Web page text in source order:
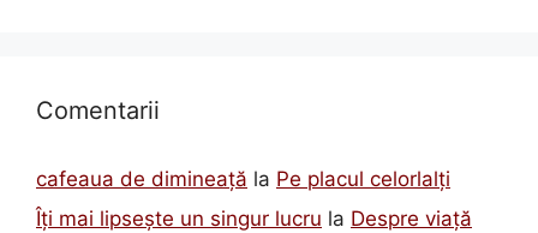
Comentarii
cafeaua de dimineață la Pe placul celorlalți
Îți mai lipsește un singur lucru la Despre viață